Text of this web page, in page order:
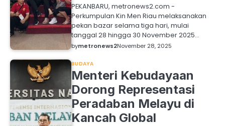
PEKANBARU, metronews2.com -
Perkumpulan Kin Men Riau melaksanakan
pekan bazar selama tiga hari, mulai
tanggal 28 hingga 30 November 2025…
bymetronews2November 28, 2025
BUDAYA
Menteri Kebudayaan
Dorong Representasi
Peradaban Melayu di
Kancah Global